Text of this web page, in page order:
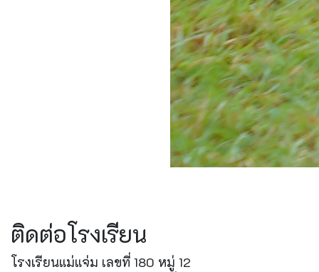
ติดต่อโรงเรียน
โรงเรียนแม่แจ่ม เลขที่ 180 หมู่ 12